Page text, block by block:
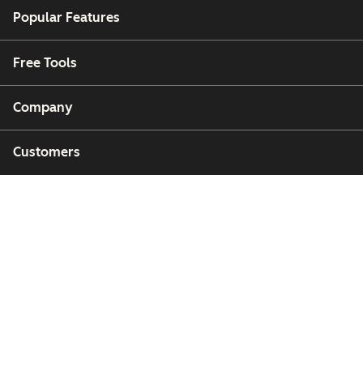
Popular Features
Free Tools
Company
Customers